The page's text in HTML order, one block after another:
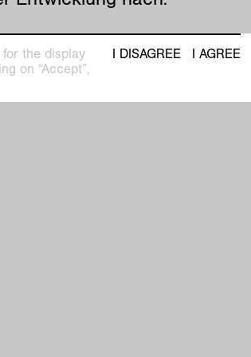
the display
on “Accept”,
I DISAGREE I AGREE